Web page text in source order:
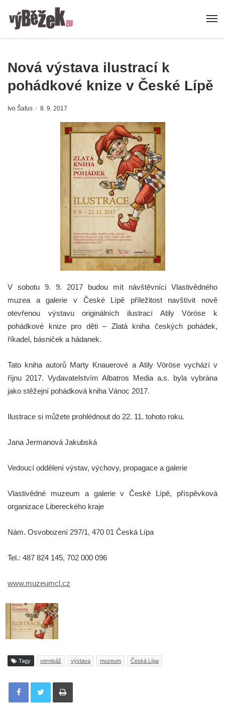
Nová výstava ilustrací k
pohádkové knize v České Lípě
Ivo Šafus 8. 9. 2017
V sobotu 9. 9. 2017 budou mít návštěvníci Vlastivědného
muzea a galerie v České Lípě příležitost navštívit nově
otevřenou výstavu originálních ilustrací Atily Vöröse k
pohádkové knize pro děti – Zlatá kniha českých pohádek,
říkadel, básniček a hádanek.
Tato kniha autorů Marty Knauerové a Atily Vöröse vychází v
říjnu 2017. Vydavatelstvím Albatros Media a.s. byla vybrána
jako stěžejní pohádková kniha Vánoc 2017.
Ilustrace si můžete prohlédnout do 22. 11. tohoto roku.
Jana Jermanová Jakubská
Vedoucí oddělení výstav, výchovy, propagace a galerie
Vlastivědné muzeum a galerie v České Lípě, příspěvková
organizace Libereckého kraje
Nám. Osvobození 297/1, 470 01 Česká Lípa
Tel.: 487 824 145, 702 000 096
www.muzeumcl.cz
Tagy vernisáž výstava muzeum Česká Lípa
Tisknout